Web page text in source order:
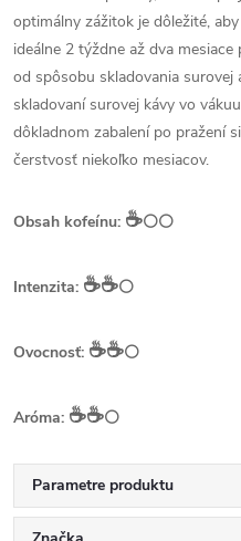
optimálny zážitok je dôležité,
ideálne 2 týždne až dva
od spôsobu skladovania surovej
skladovaní surovej kávy vo
dôkladnom zabalení po pražení
čerstvosť niekoľko mesiacov.
Obsah kofeínu: ☕️⚪⚪
Intenzita: ☕️☕️⚪
Ovocnosť: ☕️☕️⚪
Aróma: ☕️☕️⚪
Parametre produktu